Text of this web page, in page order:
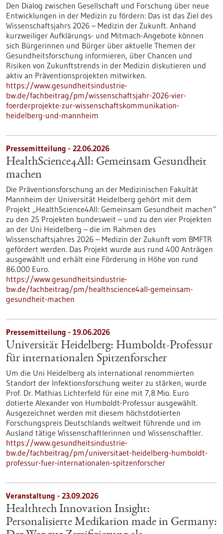
Den Dialog zwischen Gesellschaft und Forschung über neue
Entwicklungen in der Medizin zu fördern: Das ist das Ziel des
Wissenschaftsjahrs 2026 – Medizin der Zukunft. Anhand
kurzweiliger Aufklärungs- und Mitmach-Angebote können
sich Bürgerinnen und Bürger über aktuelle Themen der
Gesundheitsforschung informieren, über Chancen und
Risiken von Zukunftstrends in der Medizin diskutieren und
aktiv an Präventionsprojekten mitwirken.
https://www.gesundheitsindustrie-
bw.de/fachbeitrag/pm/wissenschaftsjahr-2026-vier-
foerderprojekte-zur-wissenschaftskommunikation-
heidelberg-und-mannheim
Pressemitteilung - 22.06.2026
HealthScience4All: Gemeinsam Gesundheit
machen
Die Präventionsforschung an der Medizinischen Fakultät
Mannheim der Universität Heidelberg gehört mit dem
Projekt „HealthScience4All: Gemeinsam Gesundheit machen“
zu den 25 Projekten bundesweit – und zu den vier Projekten
an der Uni Heidelberg – die im Rahmen des
Wissenschaftsjahres 2026 – Medizin der Zukunft vom BMFTR
gefördert werden. Das Projekt wurde aus rund 400 Anträgen
ausgewählt und erhält eine Förderung in Höhe von rund
86.000 Euro.
https://www.gesundheitsindustrie-
bw.de/fachbeitrag/pm/healthscience4all-gemeinsam-
gesundheit-machen
Pressemitteilung - 19.06.2026
Universität Heidelberg: Humboldt-Professur
für internationalen Spitzenforscher
Um die Uni Heidelberg als international renommierten
Standort der Infektionsforschung weiter zu stärken, wurde
Prof. Dr. Mathias Lichterfeld für eine mit 7,8 Mio. Euro
dotierte Alexander von Humboldt-Professur ausgewählt.
Ausgezeichnet werden mit diesem höchstdotierten
Forschungspreis Deutschlands weltweit führende und im
Ausland tätige Wissenschaftlerinnen und Wissenschaftler.
https://www.gesundheitsindustrie-
bw.de/fachbeitrag/pm/universitaet-heidelberg-humboldt-
professur-fuer-internationalen-spitzenforscher
Veranstaltung - 23.09.2026
Healthtech Innovation Insight:
Personalisierte Medikation made in Germany: